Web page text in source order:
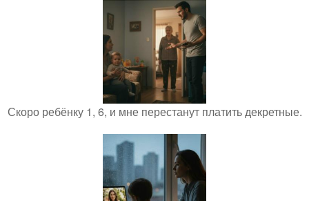
Скоро ребёнку 1, 6, и мне перестанут платить декретные.